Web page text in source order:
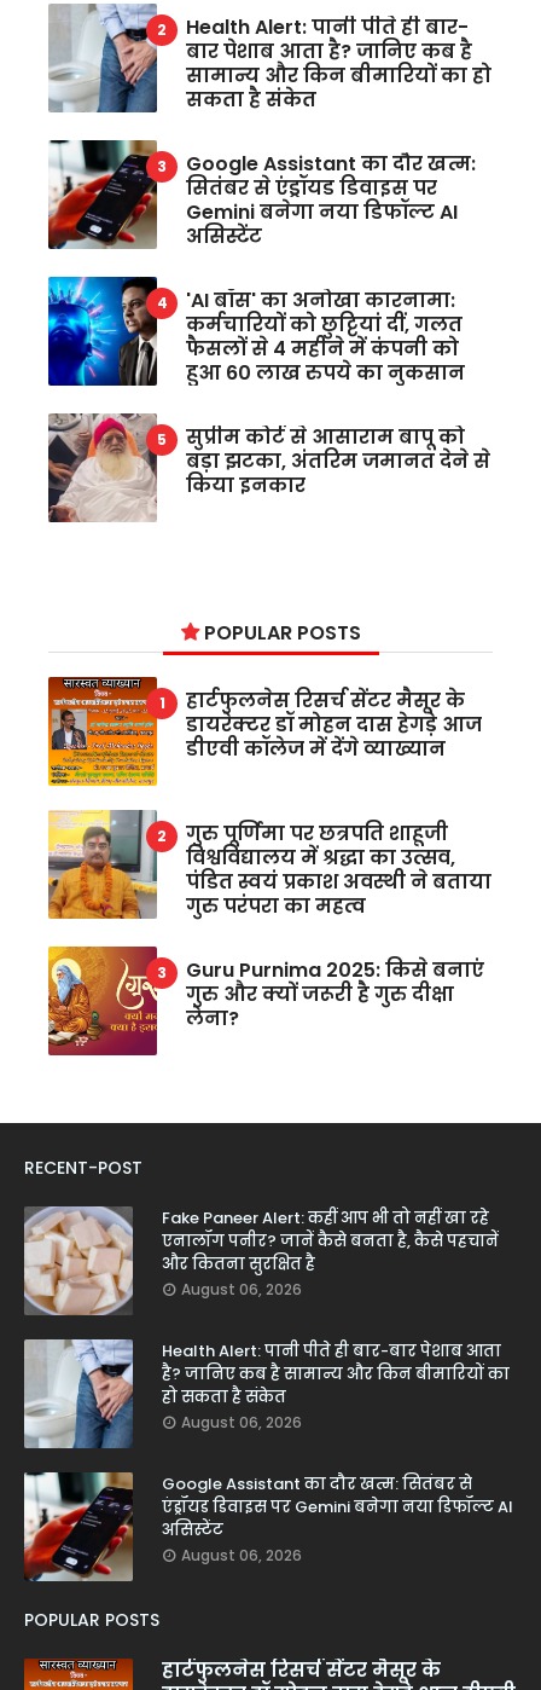
Health Alert: पानी पीते ही बार-
बार पेशाब आता है? जानिए कब है
सामान्य और किन बीमारियों का हो
सकता है संकेत
Google Assistant का दौर खत्म:
सितंबर से एंड्रॉयड डिवाइस पर
Gemini बनेगा नया डिफॉल्ट AI
असिस्टेंट
'AI बॉस' का अनोखा कारनामा:
कर्मचारियों को छुट्टियां दीं, गलत
फैसलों से 4 महीने में कंपनी को
हुआ 60 लाख रुपये का नुकसान
सुप्रीम कोर्ट से आसाराम बापू को
बड़ा झटका, अंतरिम जमानत देने से
किया इनकार
POPULAR POSTS
हार्टफुलनेस रिसर्च सेंटर मैसूर के
डायरेक्टर डॉ मोहन दास हेगड़े आज
डीएवी कॉलेज में देंगे व्याख्यान
गुरु पूर्णिमा पर छत्रपति शाहूजी
विश्वविद्यालय में श्रद्धा का उत्सव,
पंडित स्वयं प्रकाश अवस्थी ने बताया
गुरु परंपरा का महत्व
Guru Purnima 2025: किसे बनाएं
गुरु और क्यों जरूरी है गुरु दीक्षा
लेना?
RECENT-POST
Fake Paneer Alert: कहीं आप भी तो नहीं खा रहे
एनालॉग पनीर? जानें कैसे बनता है, कैसे पहचानें
और कितना सुरक्षित है
August 06, 2026
Health Alert: पानी पीते ही बार-बार पेशाब आता
है? जानिए कब है सामान्य और किन बीमारियों का
हो सकता है संकेत
August 06, 2026
Google Assistant का दौर खत्म: सितंबर से
एंड्रॉयड डिवाइस पर Gemini बनेगा नया डिफॉल्ट AI
असिस्टेंट
August 06, 2026
POPULAR POSTS
हार्टफुलनेस रिसर्च सेंटर मैसूर के